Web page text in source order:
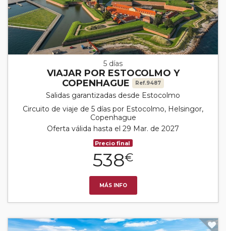
5 días
VIAJAR POR ESTOCOLMO Y
COPENHAGUE
Ref.9487
Salidas garantizadas desde Estocolmo
Circuito de viaje de 5 días por Estocolmo, Helsingor,
Copenhague
Oferta válida hasta el 29 Mar. de 2027
Precio final
538€
MÁS INFO